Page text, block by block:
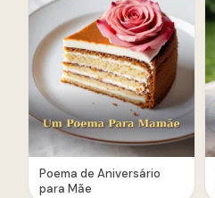
Poema de Aniversário
para Mãe